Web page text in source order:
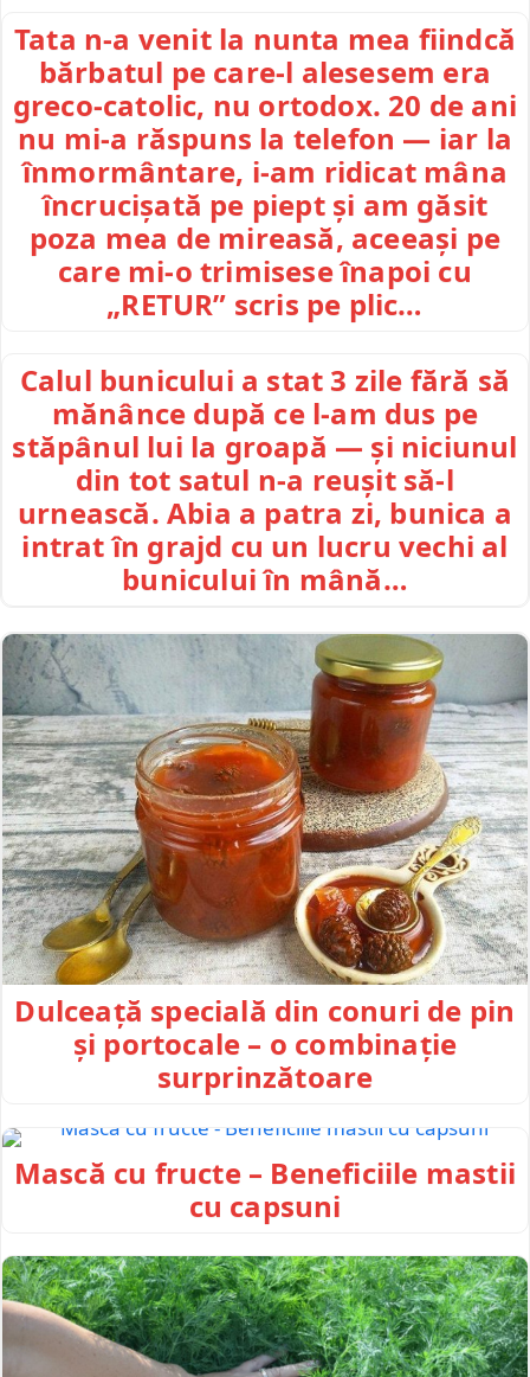
Tata n-a venit la nunta mea fiindcă
bărbatul pe care-l alesesem era
greco-catolic, nu ortodox. 20 de ani
nu mi-a răspuns la telefon — iar la
înmormântare, i-am ridicat mâna
încrucișată pe piept și am găsit
poza mea de mireasă, aceeași pe
care mi-o trimisese înapoi cu
„RETUR” scris pe plic…
Calul bunicului a stat 3 zile fără să
mănânce după ce l-am dus pe
stăpânul lui la groapă — și niciunul
din tot satul n-a reușit să-l
urnească. Abia a patra zi, bunica a
intrat în grajd cu un lucru vechi al
bunicului în mână…
Dulceață specială din conuri de pin
și portocale – o combinație
surprinzătoare
Mască cu fructe – Beneficiile mastii
cu capsuni